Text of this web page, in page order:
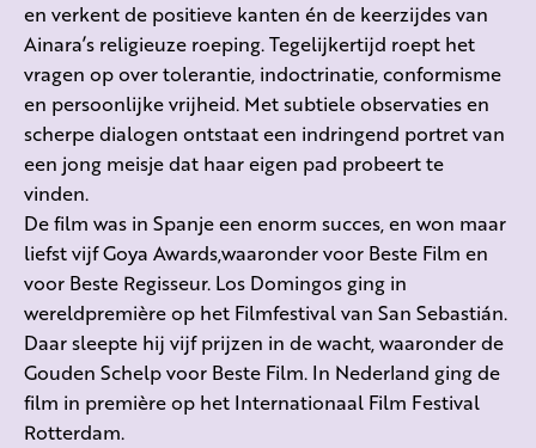
en verkent de positieve kanten én de keerzijdes van
Ainara’s religieuze roeping. Tegelijkertijd roept het
vragen op over tolerantie, indoctrinatie, conformisme
en persoonlijke vrijheid. Met subtiele observaties en
scherpe dialogen ontstaat een indringend portret van
een jong meisje dat haar eigen pad probeert te
vinden.
De film was in Spanje een enorm succes, en won maar
liefst vijf Goya Awards,waaronder voor Beste Film en
voor Beste Regisseur. Los Domingos ging in
wereldpremière op het Filmfestival van San Sebastián.
Daar sleepte hij vijf prijzen in de wacht, waaronder de
Gouden Schelp voor Beste Film. In Nederland ging de
film in première op het Internationaal Film Festival
Rotterdam.